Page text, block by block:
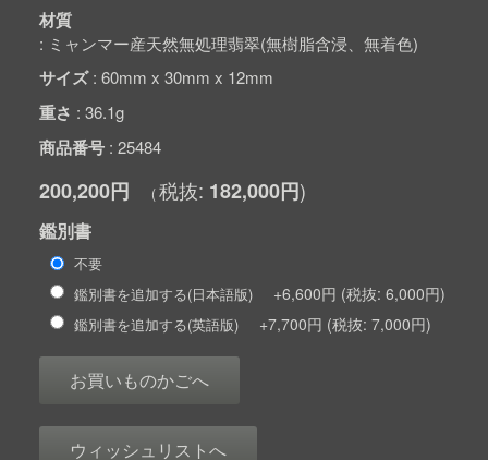
材質
ミャンマー産天然無処理翡翠(無樹脂含浸、無着色)
サイズ 60mm x 30mm x 12mm
重さ 36.1g
商品番号 25484
200,200円 182,000円
鑑別書
不要
鑑別書を追加する(日本語版)
+6,600円 6,000円
鑑別書を追加する(英語版) +7,700円 7,000円
お買いものかごへ
ウィッシュリストへ